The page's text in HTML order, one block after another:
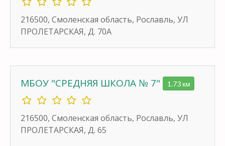
216500, Смоленская область, Рославль, УЛ
ПРОЛЕТАРСКАЯ, Д. 70А
МБОУ "СРЕДНЯЯ ШКОЛА № 7" 1.73 км
216500, Смоленская область, Рославль, УЛ
ПРОЛЕТАРСКАЯ, Д. 65